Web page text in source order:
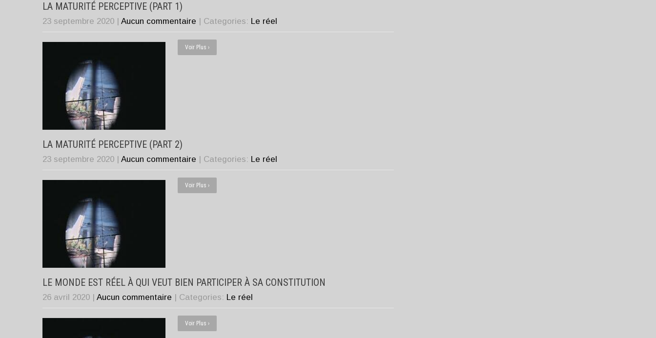
LA MATURITÉ PERCEPTIVE (PART 1)
23 septembre 2020 | Aucun commentaire | Categories: Le réel
Voir Plus ›
LA MATURITÉ PERCEPTIVE (PART 2)
23 septembre 2020 | Aucun commentaire | Categories: Le réel
Voir Plus ›
LE MONDE EST RÉEL À QUI VEUT BIEN PARTICIPER À SA CONSTITUTION
26 avril 2020 | Aucun commentaire | Categories: Le réel
Voir Plus ›